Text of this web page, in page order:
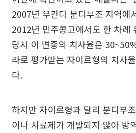
2007년 우간다 분디부조 지역에
2012년 민주콩고에서도 한 차례
당시 이 변종의 치사율은
라로 평가받는 자이르형의 치사
다.
하지만 자이르형과 달리 분디부
이나 치료제가 개발되지 않아 방